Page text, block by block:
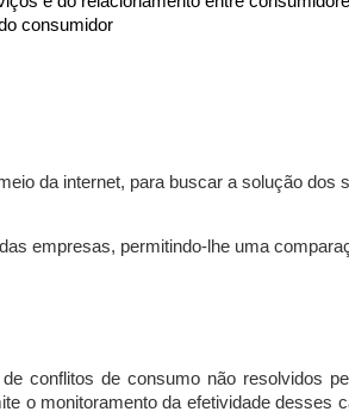
consumidor
da internet, para buscar a solução dos
empresas, permitindo-lhe uma
conflitos de consumo não resolvidos
o monitoramento da efetividade desses